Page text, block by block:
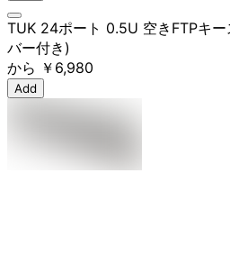
TUK 24ポート 0.5U 空きFTPキ
バー付き)
から ￥6,980
Add